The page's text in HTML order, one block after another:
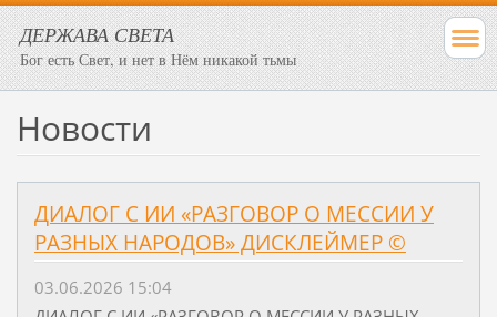
ДЕРЖАВА СВЕТА
Бог есть Свет, и нет в Нём никакой тьмы
Новости
ДИАЛОГ С ИИ «РАЗГОВОР О МЕССИИ У
РАЗНЫХ НАРОДОВ» ДИСКЛЕЙМЕР ©
03.06.2026 15:04